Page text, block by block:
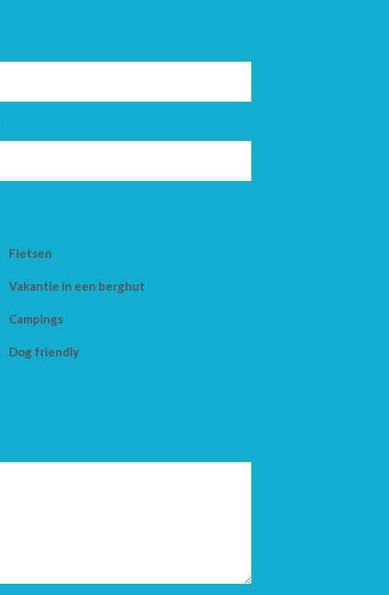
Fietsen
Vakantie in een berghut
Campings
Dog friendly